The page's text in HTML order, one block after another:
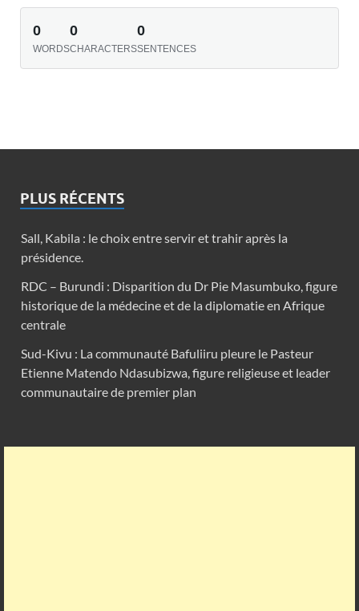
0
WORDS
0
CHARACTERS
0
SENTENCES
PLUS RÉCENTS
Sall, Kabila : le choix entre servir et trahir après la
présidence.
RDC – Burundi : Disparition du Dr Pie Masumbuko, figure
historique de la médecine et de la diplomatie en Afrique
centrale
Sud-Kivu : La communauté Bafuliiru pleure le Pasteur
Etienne Matendo Ndasubizwa, figure religieuse et leader
communautaire de premier plan